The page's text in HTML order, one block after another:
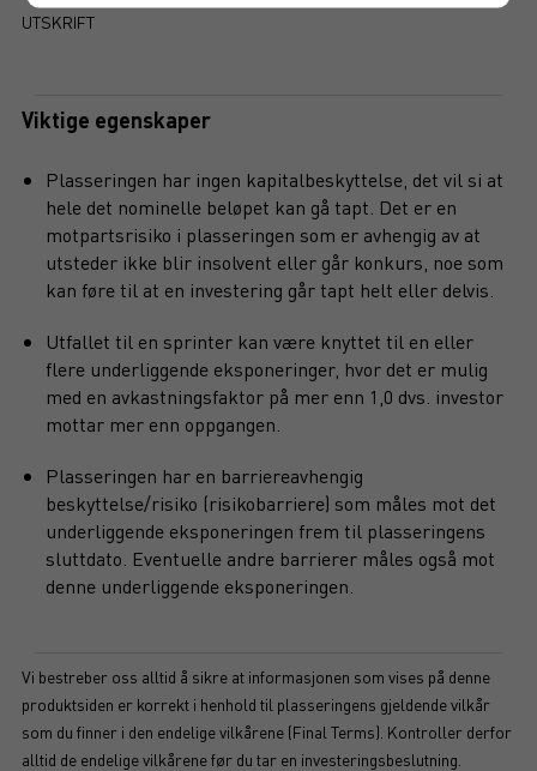
UTSKRIFT
Viktige egenskaper
Plasseringen har ingen kapitalbeskyttelse, det vil si at
hele det nominelle beløpet kan gå tapt. Det er en
motpartsrisiko i plasseringen som er avhengig av at
utsteder ikke blir insolvent eller går konkurs, noe som
kan føre til at en investering går tapt helt eller delvis.
Utfallet til en sprinter kan være knyttet til en eller
flere underliggende eksponeringer, hvor det er mulig
med en avkastningsfaktor på mer enn 1,0 dvs. investor
mottar mer enn oppgangen.
Plasseringen har en barriereavhengig
beskyttelse/risiko (risikobarriere) som måles mot det
underliggende eksponeringen frem til plasseringens
sluttdato. Eventuelle andre barrierer måles også mot
denne underliggende eksponeringen.
Vi bestreber oss alltid å sikre at informasjonen som vises på denne
produktsiden er korrekt i henhold til plasseringens gjeldende vilkår
som du finner i den endelige vilkårene (Final Terms). Kontroller derfor
alltid de endelige vilkårene før du tar en investeringsbeslutning.